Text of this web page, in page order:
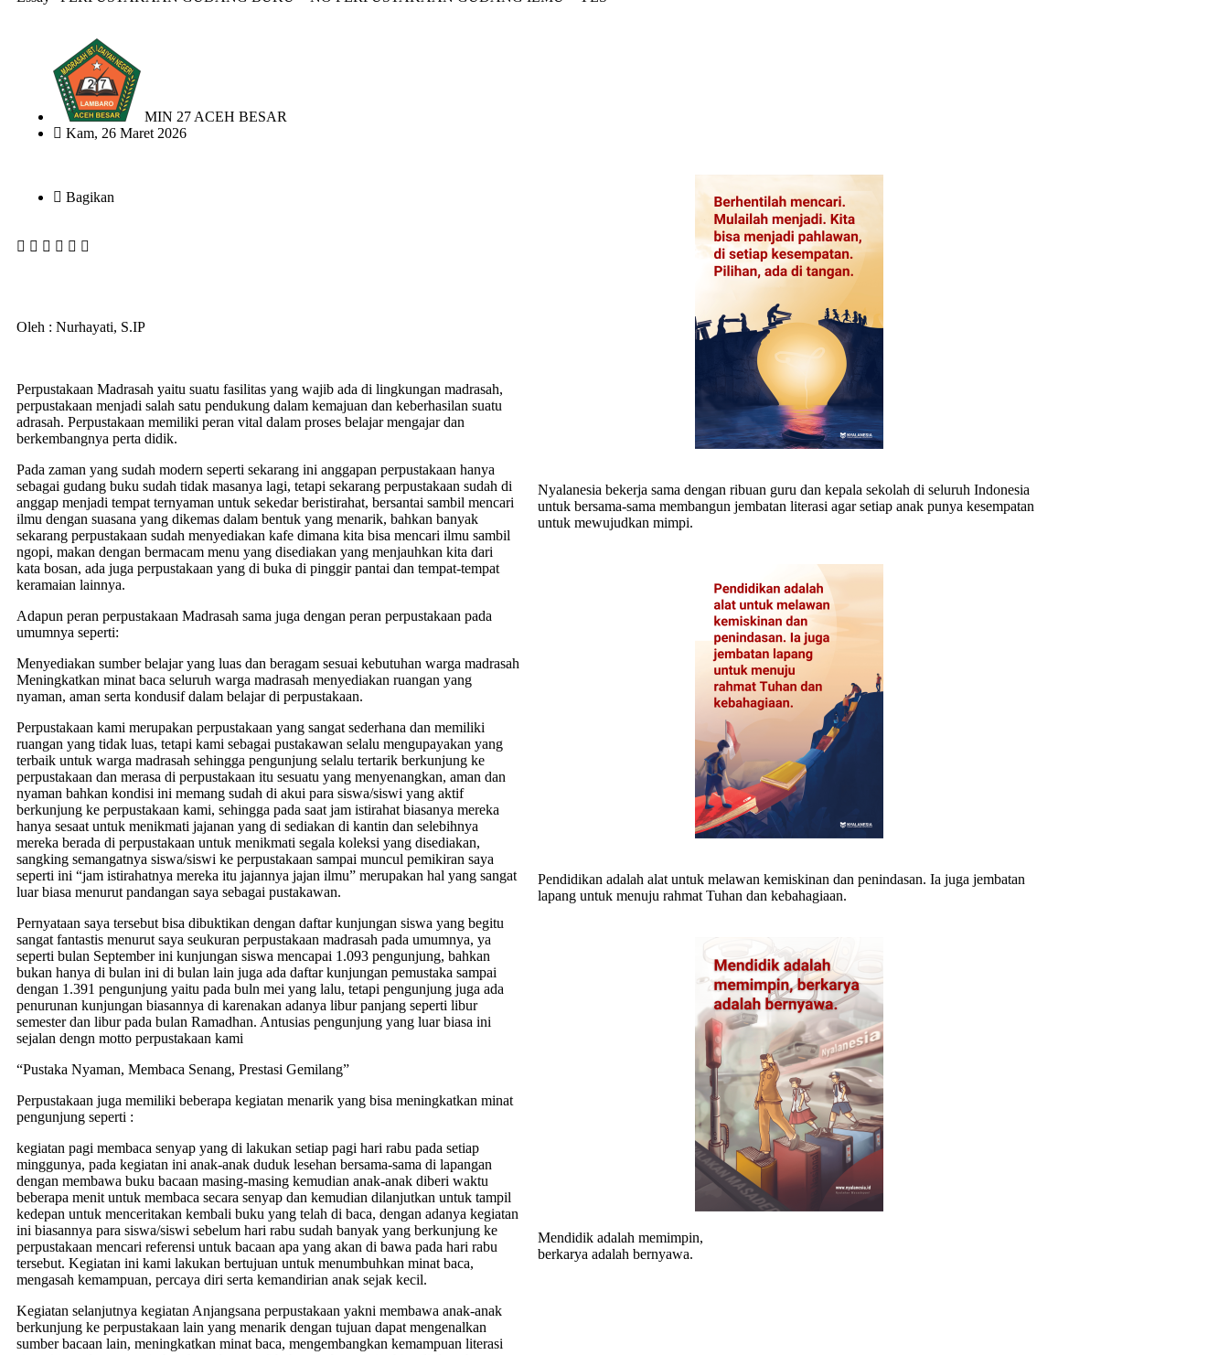
MIN 27 ACEH BESAR
Kam, 26 Maret 2026
Bagikan
Oleh : Nurhayati, S.IP
Perpustakaan Madrasah yaitu suatu fasilitas yang wajib ada di lingkungan madrasah,
perpustakaan menjadi salah satu pendukung dalam kemajuan dan keberhasilan suatu
adrasah. Perpustakaan memiliki peran vital dalam proses belajar mengajar dan
berkembangnya perta didik.
Pada zaman yang sudah modern seperti sekarang ini anggapan perpustakaan hanya
sebagai gudang buku sudah tidak masanya lagi, tetapi sekarang perpustakaan sudah di
anggap menjadi tempat ternyaman untuk sekedar beristirahat, bersantai sambil mencari
ilmu dengan suasana yang dikemas dalam bentuk yang menarik, bahkan banyak
sekarang perpustakaan sudah menyediakan kafe dimana kita bisa mencari ilmu sambil
ngopi, makan dengan bermacam menu yang disediakan yang menjauhkan kita dari
kata bosan, ada juga perpustakaan yang di buka di pinggir pantai dan tempat-tempat
keramaian lainnya.
Adapun peran perpustakaan Madrasah sama juga dengan peran perpustakaan pada
umumnya seperti:
Menyediakan sumber belajar yang luas dan beragam sesuai kebutuhan warga madrasah
Meningkatkan minat baca seluruh warga madrasah menyediakan ruangan yang
nyaman, aman serta kondusif dalam belajar di perpustakaan.
Perpustakaan kami merupakan perpustakaan yang sangat sederhana dan memiliki
ruangan yang tidak luas, tetapi kami sebagai pustakawan selalu mengupayakan yang
terbaik untuk warga madrasah sehingga pengunjung selalu tertarik berkunjung ke
perpustakaan dan merasa di perpustakaan itu sesuatu yang menyenangkan, aman dan
nyaman bahkan kondisi ini memang sudah di akui para siswa/siswi yang aktif
berkunjung ke perpustakaan kami, sehingga pada saat jam istirahat biasanya mereka
hanya sesaat untuk menikmati jajanan yang di sediakan di kantin dan selebihnya
mereka berada di perpustakaan untuk menikmati segala koleksi yang disediakan,
sangking semangatnya siswa/siswi ke perpustakaan sampai muncul pemikiran saya
seperti ini “jam istirahatnya mereka itu jajannya jajan ilmu” merupakan hal yang sangat
luar biasa menurut pandangan saya sebagai pustakawan.
Pernyataan saya tersebut bisa dibuktikan dengan daftar kunjungan siswa yang begitu
sangat fantastis menurut saya seukuran perpustakaan madrasah pada umumnya, ya
seperti bulan September ini kunjungan siswa mencapai 1.093 pengunjung, bahkan
bukan hanya di bulan ini di bulan lain juga ada daftar kunjungan pemustaka sampai
dengan 1.391 pengunjung yaitu pada buln mei yang lalu, tetapi pengunjung juga ada
penurunan kunjungan biasannya di karenakan adanya libur panjang seperti libur
semester dan libur pada bulan Ramadhan. Antusias pengunjung yang luar biasa ini
sejalan dengn motto perpustakaan kami
“Pustaka Nyaman, Membaca Senang, Prestasi Gemilang”
Perpustakaan juga memiliki beberapa kegiatan menarik yang bisa meningkatkan minat
pengunjung seperti :
kegiatan pagi membaca senyap yang di lakukan setiap pagi hari rabu pada setiap
minggunya, pada kegiatan ini anak-anak duduk lesehan bersama-sama di lapangan
dengan membawa buku bacaan masing-masing kemudian anak-anak diberi waktu
beberapa menit untuk membaca secara senyap dan kemudian dilanjutkan untuk tampil
kedepan untuk menceritakan kembali buku yang telah di baca, dengan adanya kegiatan
ini biasannya para siswa/siswi sebelum hari rabu sudah banyak yang berkunjung ke
perpustakaan mencari referensi untuk bacaan apa yang akan di bawa pada hari rabu
tersebut. Kegiatan ini kami lakukan bertujuan untuk menumbuhkan minat baca,
mengasah kemampuan, percaya diri serta kemandirian anak sejak kecil.
Kegiatan selanjutnya kegiatan Anjangsana perpustakaan yakni membawa anak-anak
berkunjung ke perpustakaan lain yang menarik dengan tujuan dapat mengenalkan
sumber bacaan lain, meningkatkan minat baca, mengembangkan kemampuan literasi
Nyalanesia bekerja sama dengan ribuan guru dan kepala sekolah di seluruh Indonesia
untuk bersama-sama membangun jembatan literasi agar setiap anak punya kesempatan
untuk mewujudkan mimpi.
Pendidikan adalah alat untuk melawan kemiskinan dan penindasan. Ia juga jembatan
lapang untuk menuju rahmat Tuhan dan kebahagiaan.
Mendidik adalah memimpin,
berkarya adalah bernyawa.